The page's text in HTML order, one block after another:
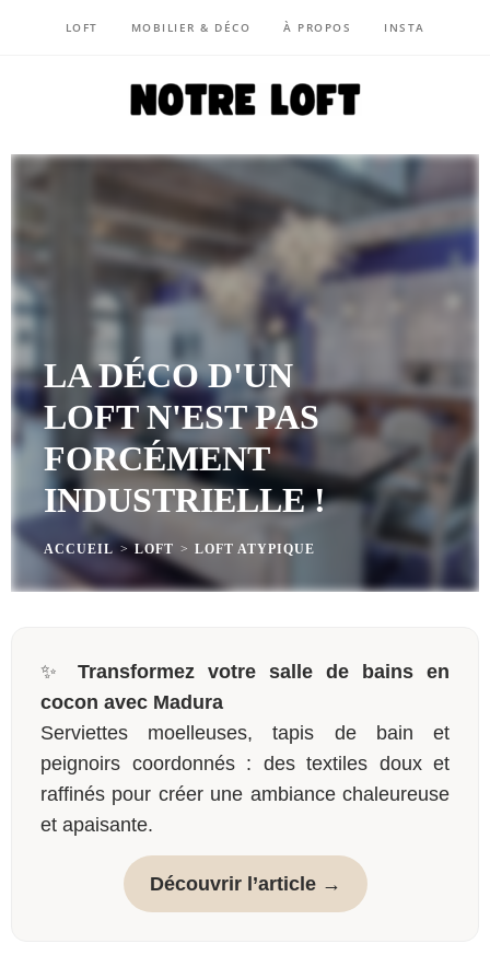
LOFT MOBILIER & DÉCO À PROPOS INSTA
LA DÉCO D'UN
LOFT N'EST PAS
FORCÉMENT
INDUSTRIELLE !
ACCUEIL >LOFT > LOFT ATYPIQUE
✨ Transformez votre salle de bains en
cocon avec Madura
Serviettes moelleuses, tapis de bain et
peignoirs coordonnés : des textiles doux et
raffinés pour créer une ambiance chaleureuse
et apaisante.
Découvrir l’article →